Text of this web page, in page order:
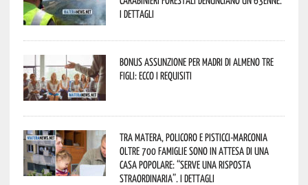
I dettagli
Bonus assunzione per madri di almeno tre
figli: ecco i requisiti
Tra Matera, Policoro e Pisticci-Marconia
oltre 700 famiglie sono in attesa di una
casa popolare: “serve una risposta
straordinaria”. I dettagli